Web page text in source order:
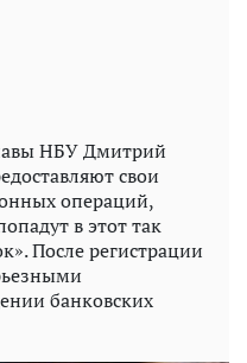
НБУ Дмитрий
свои
операций,
в этот так
После регистрации
банковских